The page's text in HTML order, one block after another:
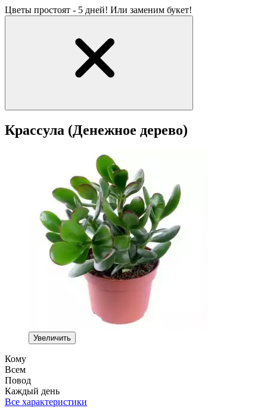
Цветы простоят - 5 дней! Или заменим букет!
Крассула (Денежное дерево)
Увеличить
Кому
Всем
Повод
Каждый день
Все характеристики